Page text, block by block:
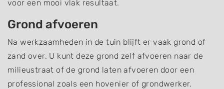
voor een mooi vlak resultaat.
Grond afvoeren
Na werkzaamheden in de tuin blijft er vaak grond of
zand over. U kunt deze grond zelf afvoeren naar de
milieustraat of de grond laten afvoeren door een
professional zoals een hovenier of grondwerker.